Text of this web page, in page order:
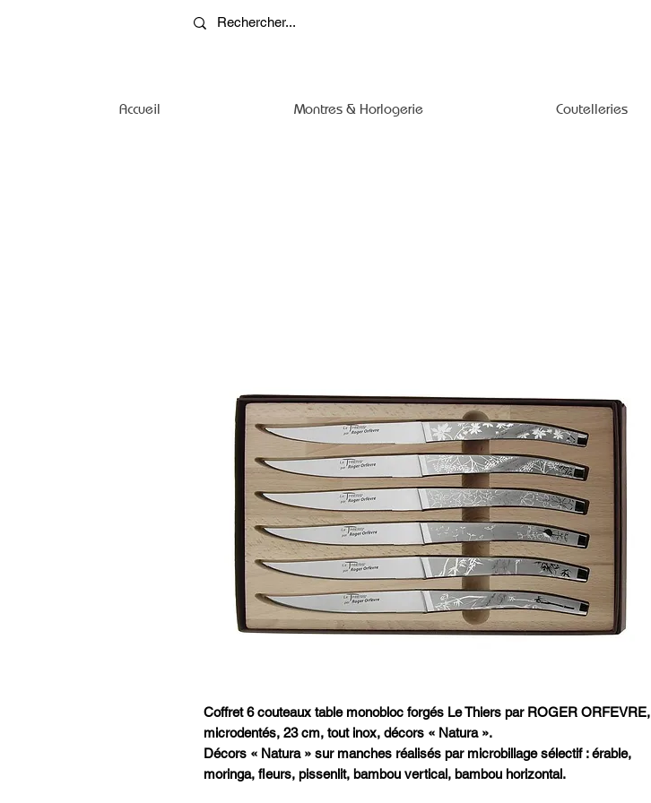
Accueil Montres & Horlogerie Coutelleries
Coffret 6 couteaux table monobloc forgés Le Thiers par ROGER ORFEVRE,
microdentés, 23 cm, tout inox, décors « Natura ».
Décors « Natura » sur manches réalisés par microbillage sélectif : érable,
moringa, fleurs, pissenlit, bambou vertical, bambou horizontal.